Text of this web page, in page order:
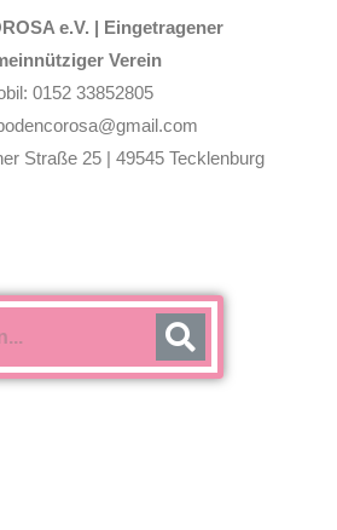
e.V. | Eingetragener
Verein
0152 33852805
Straße 25 | 49545 Tecklenburg